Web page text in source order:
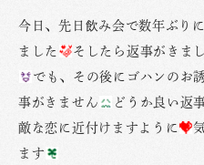
今日、先日飲み会で数年ぶり
ました
そしたら返事がきま
でも、その後にゴハンのお
事がきません
どうか良い返
敵な恋に近付けますように
ます